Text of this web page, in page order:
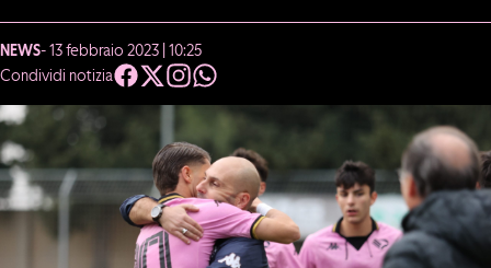
NEWS- 13 febbraio 2023 | 10:25
Condividi notizia